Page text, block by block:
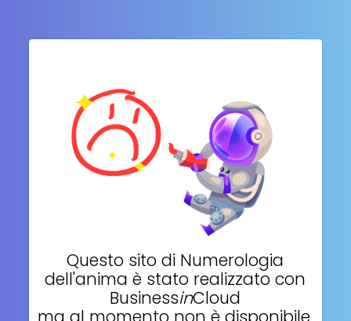
Questo sito di Numerologia
dell'anima è stato realizzato con
BusinessinCloud
ma al momento non è disponibile.